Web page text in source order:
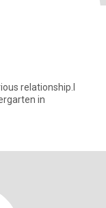
relationship.I
in